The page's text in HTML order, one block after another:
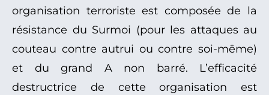
organisation terroriste est composée de la
résistance du Surmoi (pour les attaques au
couteau contre autrui ou contre soi-même)
et du grand A non barré. L’efficacité
destructrice de cette organisation est